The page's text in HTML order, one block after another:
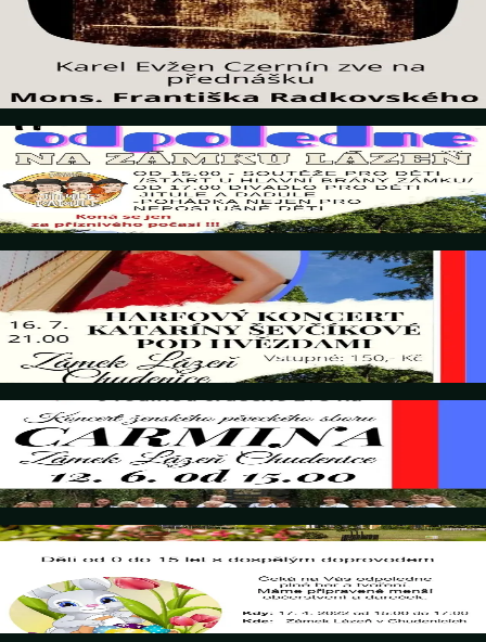
přednáška TURÍNSKÉ PLÁTNO (Mons. František
Details
28. August 2022
Hravé odpoledne
Details
16. Juli 2022
HARFOVÝ KONCERT KATARÍNY ŠEVČÍKOVÉ POD
HVEZDAMI
Details
12. Juni 2022
Kencert zenského părckého sboru CARMINA
Details
17. April 2022
Velikonoční odpoledne pro děti u Czerninu
Details